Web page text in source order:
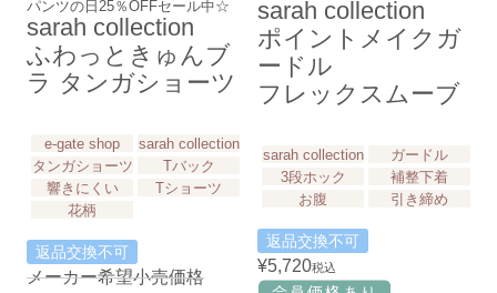
パンツの日25％OFFセール中☆
sarah collection
ふわっときゅんブ
ラ タンガショーツ
e-gate shop
sarah collection
タンガショーツ
Tバック
響きにくい
Tショーツ
花柄
返品交換不可
メーカー希望小売価格
sarah collection
ポイントメイクガ
ードル
フレックスムーブ
sarah collection
ガードル
3段ホック
補整下着
お腹
引き締め
返品交換不可
¥5,720税込